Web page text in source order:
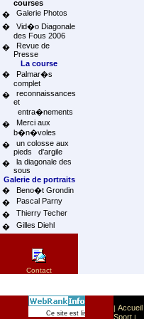
courses
�
Galerie Photos
�
Vid�o Diagonale
des Fous 2006
�
Revue de
Presse
La course
�
Palmar�s
complet
�
reconnaissances
et
entra�nements
�
Merci aux
b�n�voles
�
un colosse aux
pieds d'argile
�
la diagonale des
sous
Galerie de portraits
�
Beno�t Grondin
�
Pascal Parny
�
Thierry Techer
�
Gilles Diehl
Contact
Ce site est list� dans la
| Accueil
Sport |